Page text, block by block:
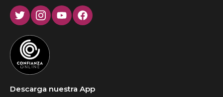
TwitterInstagram
YoutubeFacebook
Descarga nuestra App